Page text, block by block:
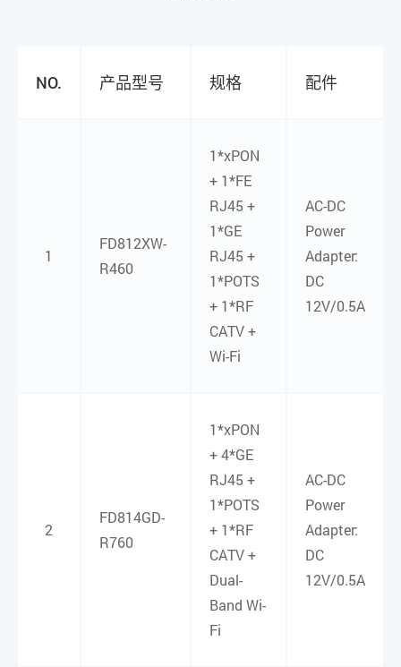
NO. 产品型号 规格 配件
1
FD812XW-
R460
1*xPON
+ 1*FE
RJ45 +
1*GE
RJ45 +
1*POTS
+ 1*RF
CATV +
Wi-Fi
AC-DC
Power
Adapter:
DC
12V/0.5A
2
FD814GD-
R760
1*xPON
+ 4*GE
RJ45 +
1*POTS
+ 1*RF
CATV +
Dual-
Band Wi-
Fi
AC-DC
Power
Adapter:
DC
12V/0.5A